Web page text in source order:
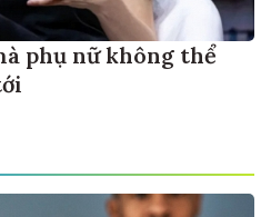
phụ nữ không thể